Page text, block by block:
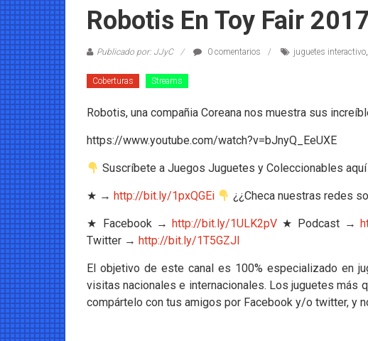
Coleccionables
y
entretenimiento
coleccionistas.
Robotis En Toy Fair 2017
Publicado por: JJyC 0 comentarios juguetes interactivo,
Coberturas Streams
Robotis, una compañia Coreana nos muestra sus
https://www.youtube.com/watch?v=bJnyQ_EeUXE
Suscríbete a Juegos Juguetes y Coleccionables aquí
★ → http://bit.ly/1pxQGEi ¿¿Checa nuestras redes
★ Facebook → http://bit.ly/1ULK2pV ★ Podcast →
Twitter → http://bit.ly/1T5GZJl
El objetivo de este canal es 100% especializado en
visitas nacionales e internacionales. Los juguetes más
compártelo con tus amigos por Facebook y/o twitter, y